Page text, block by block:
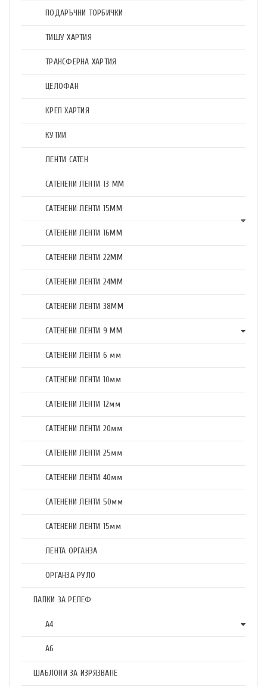
ПОДАРЪЧНИ ТОРБИЧКИ
ТИШУ ХАРТИЯ
ТРАНСФЕРНА ХАРТИЯ
ЦЕЛОФАН
КРЕП ХАРТИЯ
КУТИИ
ЛЕНТИ САТЕН
САТЕНЕНИ ЛЕНТИ 13 ММ
САТЕНЕНИ ЛЕНТИ 15ММ
САТЕНЕНИ ЛЕНТИ 16ММ
САТЕНЕНИ ЛЕНТИ 22ММ
САТЕНЕНИ ЛЕНТИ 24ММ
САТЕНЕНИ ЛЕНТИ 38ММ
САТЕНЕНИ ЛЕНТИ 9 ММ
САТЕНЕНИ ЛЕНТИ 6 мм
САТЕНЕНИ ЛЕНТИ 10мм
САТЕНЕНИ ЛЕНТИ 12мм
САТЕНЕНИ ЛЕНТИ 20мм
САТЕНЕНИ ЛЕНТИ 25мм
САТЕНЕНИ ЛЕНТИ 40мм
САТЕНЕНИ ЛЕНТИ 50мм
САТЕНЕНИ ЛЕНТИ 15мм
ЛЕНТА ОРГАНЗА
ОРГАНЗА РУЛО
ПАПКИ ЗА РЕЛЕФ
А4
А6
ШАБЛОНИ ЗА ИЗРЯЗВАНЕ